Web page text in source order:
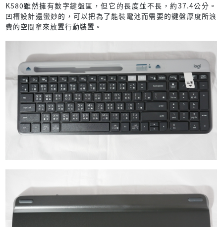
K580雖然擁有數字鍵盤區，但它的長度並不長，約37.4公分。
凹槽設計還蠻妙的，可以把為了能裝電池而需要的鍵盤厚度所浪
費的空間拿來放置行動裝置。